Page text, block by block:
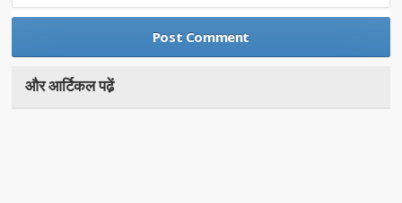
और आर्टिकल पढे़ं